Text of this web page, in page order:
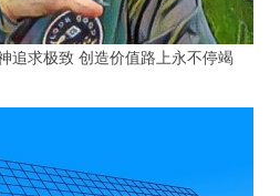
追求极致 创造价值路上永不停竭